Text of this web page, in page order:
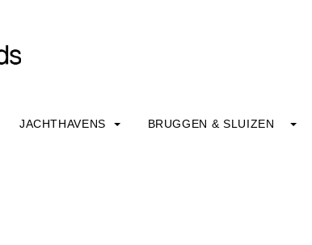
JACHTHAVENS BRUGGEN & SLUIZEN